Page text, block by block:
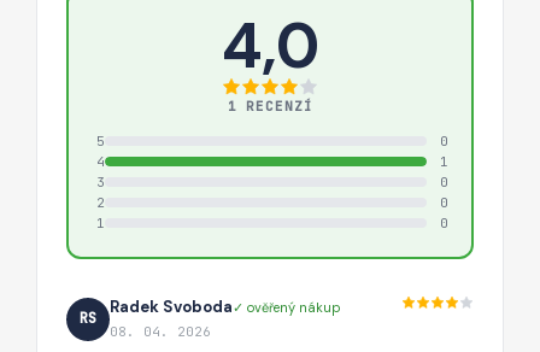
4,0
1 RECENZÍ
5
0
4
1
3
0
2
0
1
0
RS
Radek Svoboda✓ ověřený nákup
08. 04. 2026